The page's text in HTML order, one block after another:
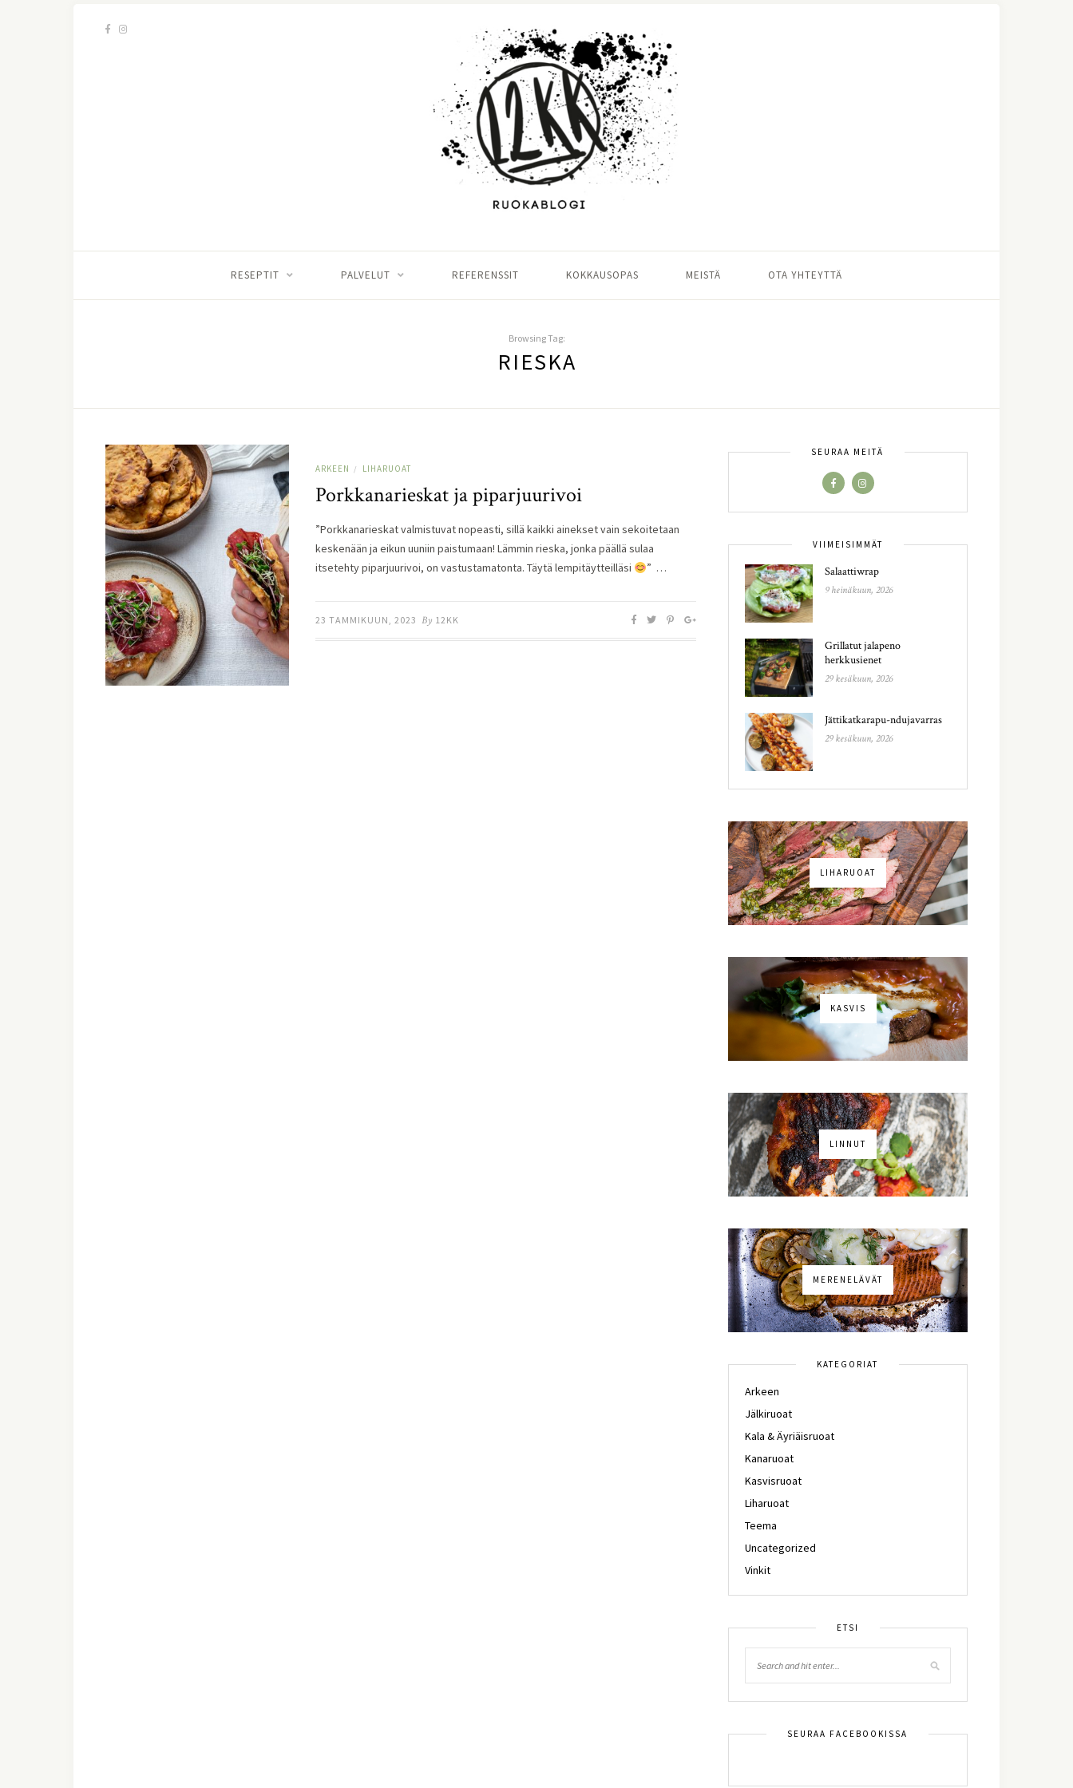
RESEPTIT PALVELUT REFERENSSIT KOKKAUSOPAS MEISTÄ OTA YHTEYTTÄ
Browsing Tag:
RIESKA
ARKEEN / LIHARUOAT
Porkkanarieskat ja piparjuurivoi
”Porkkanarieskat valmistuvat nopeasti, sillä kaikki ainekset vain sekoitetaan
keskenään ja eikun uuniin paistumaan! Lämmin rieska, jonka päällä sulaa
itsetehty piparjuurivoi, on vastustamatonta. Täytä lempitäytteilläsi
” …
23 TAMMIKUUN, 2023 By 12KK
SEURAA MEITÄ
VIIMEISIMMÄT
Salaattiwrap
9 heinäkuun, 2026
Grillatut jalapeno
herkkusienet
29 kesäkuun, 2026
Jättikatkarapu-ndujavarras
29 kesäkuun, 2026
LIHARUOAT
KASVIS
LINNUT
MERENELÄVÄT
KATEGORIAT
Arkeen
Jälkiruoat
Kala & Äyriäisruoat
Kanaruoat
Kasvisruoat
Liharuoat
Teema
Uncategorized
Vinkit
ETSI
SEURAA FACEBOOKISSA